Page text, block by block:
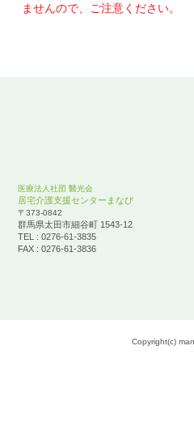
ませんので、ご注意ください。
医療法人社団 醫光会
居宅介護支援センターまなび
〒373-0842
群馬県太田市細谷町 1543-12
TEL : 0276-61-3835
FAX : 0276-61-3836
Copyright(c)